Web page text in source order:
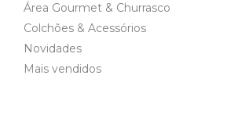
Área Gourmet & Churrasco
Colchões & Acessórios
Novidades
Mais vendidos